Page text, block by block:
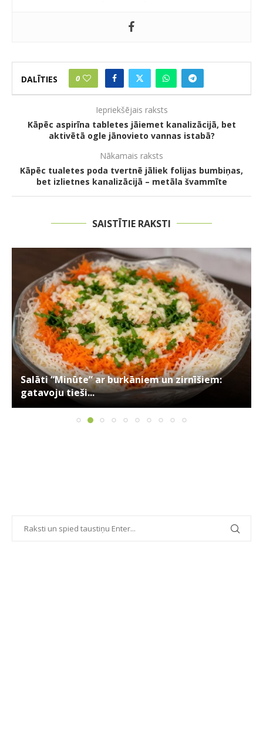
DALĪTIES 0
Iepriekšējais raksts
Kāpēc aspirīna tabletes jāiemet kanalizācijā, bet
aktivētā ogle jānovieto vannas istabā?
Nākamais raksts
Kāpēc tualetes poda tvertnē jāliek folijas bumbiņas,
bet izlietnes kanalizācijā – metāla švammīte
SAISTĪTIE RAKSTI
Salāti “Minūte” ar burkāniem un zirnīšiem:
gatavoju tieši...